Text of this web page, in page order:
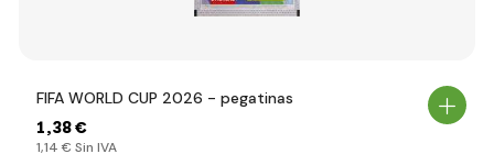
FIFA WORLD CUP 2026 - pegatinas
1,38 €
1,14 € Sin IVA